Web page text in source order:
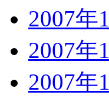
2007年
2007年
2007年